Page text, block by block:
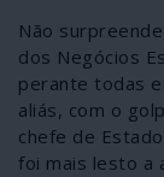
Não
dos Negócios
perante todas
aliás, com o
chefe de
foi mais lesto a